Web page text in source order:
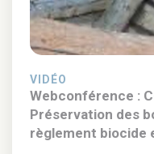
VIDÉO
Webconférence :
Préservation des
règlement biocide